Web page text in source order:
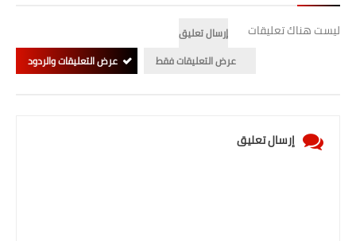
صحة وطب
ليست هناك تعليقات
إرسال تعليق
عرض التعليقات فقط
عرض التعليقات والردود
إرسال تعليق